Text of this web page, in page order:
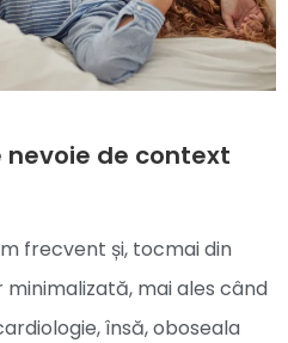
nevoie de context
frecvent și, tocmai din
mai ales când
însă, oboseala